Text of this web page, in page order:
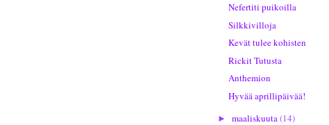
Nefertiti puikoilla
Silkkivilloja
Kevät tulee kohisten
Rickit Tutusta
Anthemion
Hyvää aprillipäivää!
► maaliskuuta(14)